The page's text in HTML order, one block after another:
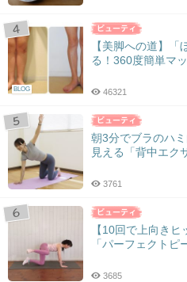
BLOG
【美脚への道】
る！360度簡単マ
46321
朝3分でブラのハ
見える「背中エク
3761
【10回で上向き
「パーフェクトピ
3685